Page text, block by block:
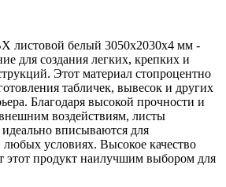
листовой белый 3050х2030х4 мм -
для создания легких, крепких и
Этот материал стопроцентно
табличек, вывесок и других
Благодаря высокой прочности и
воздействиям, листы
вписываются для
любых условиях. Высокое качество
этот продукт наилучшим выбором для